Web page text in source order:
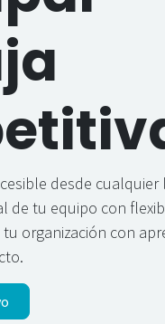
desde
de tu equipo con
organización con